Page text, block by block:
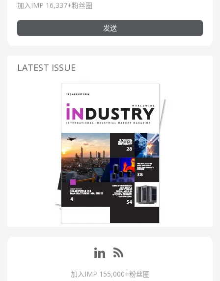
加入IMP 16,337+粉丝圈
发送
LATEST ISSUE
加入IMP 155,000+粉丝圈